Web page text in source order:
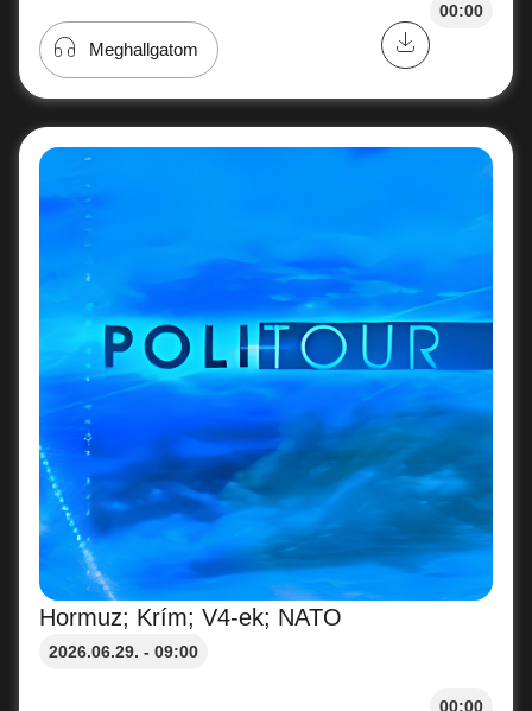
00:00
Meghallgatom
Hormuz; Krím; V4-ek; NATO
2026.06.29. - 09:00
00:00